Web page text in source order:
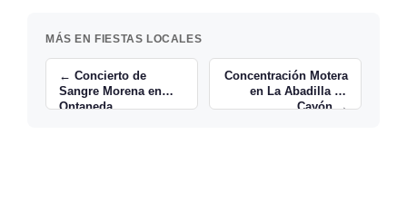
MÁS EN FIESTAS LOCALES
← Concierto de
Sangre Morena en
Ontaneda
Concentración Motera
en La Abadilla de
Cayón →